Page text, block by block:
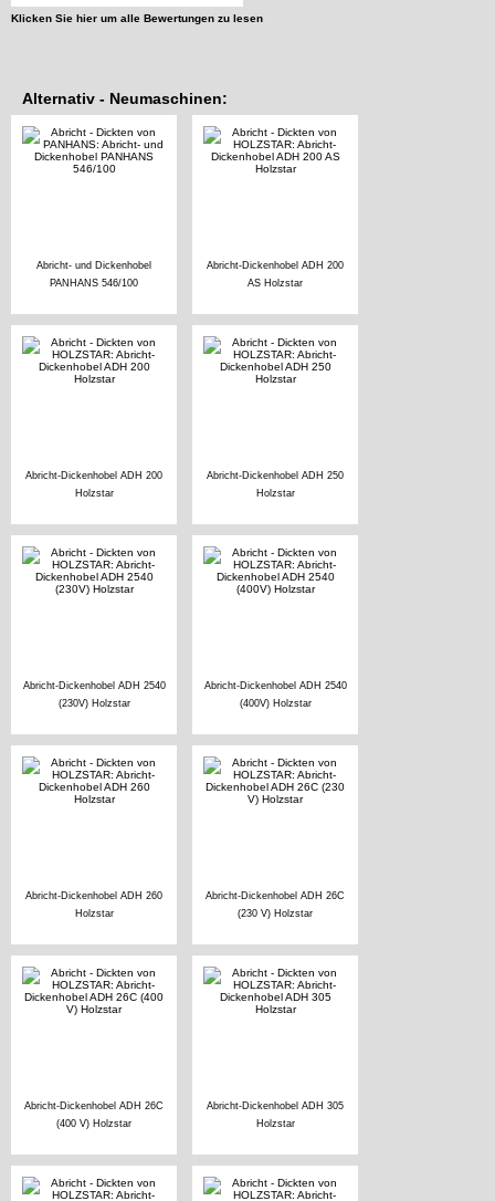
Klicken Sie hier um alle Bewertungen zu lesen
Alternativ - Neumaschinen:
Abricht- und Dickenhobel
PANHANS 546/100
Abricht-Dickenhobel ADH 200
AS Holzstar
Abricht-Dickenhobel ADH 200
Holzstar
Abricht-Dickenhobel ADH 250
Holzstar
Abricht-Dickenhobel ADH 2540
(230V) Holzstar
Abricht-Dickenhobel ADH 2540
(400V) Holzstar
Abricht-Dickenhobel ADH 260
Holzstar
Abricht-Dickenhobel ADH 26C
(230 V) Holzstar
Abricht-Dickenhobel ADH 26C
(400 V) Holzstar
Abricht-Dickenhobel ADH 305
Holzstar